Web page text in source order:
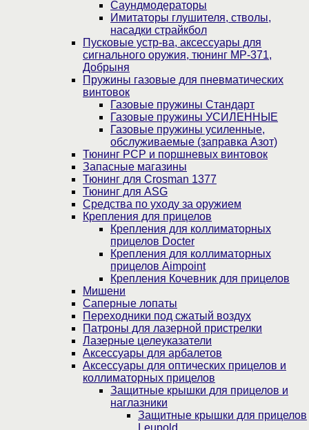
Саундмодераторы
Имитаторы глушителя, стволы,
насадки страйкбол
Пусковые устр-ва, аксессуары для
сигнального оружия, тюнинг МР-371,
Добрыня
Пружины газовые для пневматических
винтовок
Газовые пружины Стандарт
Газовые пружины УСИЛЕННЫЕ
Газовые пружины усиленные,
обслуживаемые (заправка Азот)
Тюнинг PCP и поршневых винтовок
Запасные магазины
Тюнинг для Crosman 1377
Тюнинг для ASG
Средства по уходу за оружием
Крепления для прицелов
Крепления для коллиматорных
прицелов Docter
Крепления для коллиматорных
прицелов Aimpoint
Крепления Кочевник для прицелов
Мишени
Саперные лопаты
Переходники под сжатый воздух
Патроны для лазерной пристрелки
Лазерные целеуказатели
Аксессуары для арбалетов
Аксессуары для оптических прицелов и
коллиматорных прицелов
Защитные крышки для прицелов и
наглазники
Защитные крышки для прицелов
Leupold